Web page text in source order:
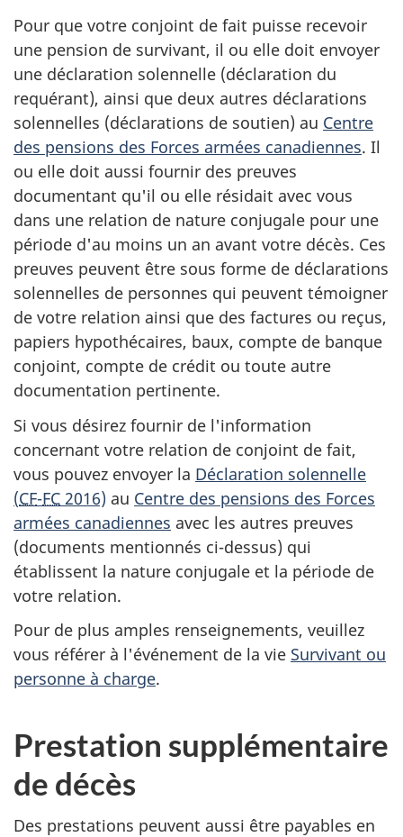
Pour que votre conjoint de fait puisse recevoir
une pension de survivant, il ou elle doit envoyer
une déclaration solennelle (déclaration du
requérant), ainsi que deux autres déclarations
solennelles (déclarations de soutien) au Centre
des pensions des Forces armées canadiennes. Il
ou elle doit aussi fournir des preuves
documentant qu'il ou elle résidait avec vous
dans une relation de nature conjugale pour une
période d'au moins un an avant votre décès. Ces
preuves peuvent être sous forme de déclarations
solennelles de personnes qui peuvent témoigner
de votre relation ainsi que des factures ou reçus,
papiers hypothécaires, baux, compte de banque
conjoint, compte de crédit ou toute autre
documentation pertinente.
Si vous désirez fournir de l'information
concernant votre relation de conjoint de fait,
vous pouvez envoyer la Déclaration solennelle
(CF-FC 2016) au Centre des pensions des Forces
armées canadiennes avec les autres preuves
(documents mentionnés ci-dessus) qui
établissent la nature conjugale et la période de
votre relation.
Pour de plus amples renseignements, veuillez
vous référer à l'événement de la vie Survivant ou
personne à charge.
Prestation supplémentaire
de décès
Des prestations peuvent aussi être payables en